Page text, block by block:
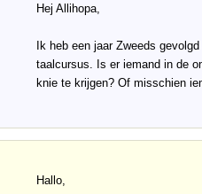
Hej Allihopa,
Ik heb een jaar Zweeds
taalcursus. Is er iemand in de
knie te krijgen? Of misschien
Hallo,